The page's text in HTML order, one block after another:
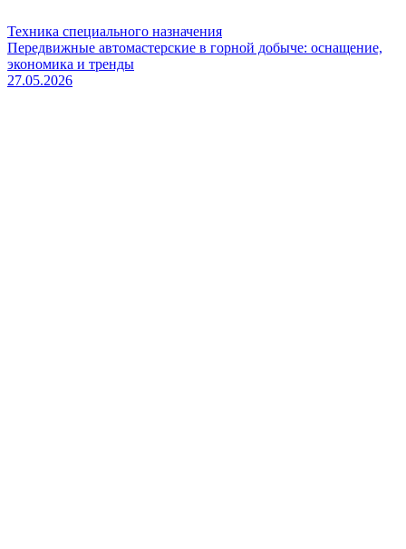
Техника специального назначения
Передвижные автомастерские в горной добыче: оснащение,
экономика и тренды
27.05.2026